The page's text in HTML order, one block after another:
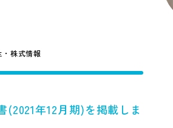
・株式情報
(2021年12月期)を掲載しま